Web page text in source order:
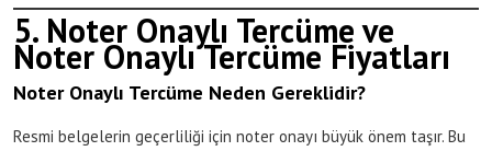
5. Noter Onaylı Tercüme ve
Noter Onaylı Tercüme Fiyatları
Noter Onaylı Tercüme Neden Gereklidir?
Resmi belgelerin geçerliliği için noter onayı büyük önem taşır. Bu